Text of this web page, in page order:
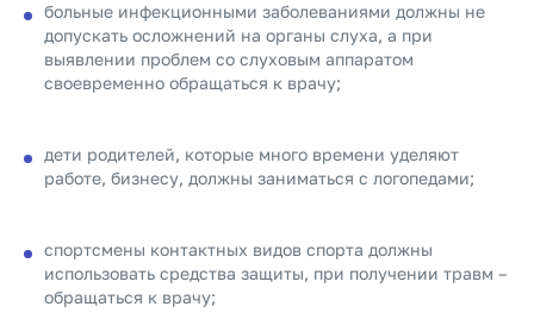
больные инфекционными заболеваниями должны не
допускать осложнений на органы слуха, а при
выявлении проблем со слуховым аппаратом
своевременно обращаться к врачу;
дети родителей, которые много времени уделяют
работе, бизнесу, должны заниматься с логопедами;
спортсмены контактных видов спорта должны
использовать средства защиты, при получении травм –
обращаться к врачу;